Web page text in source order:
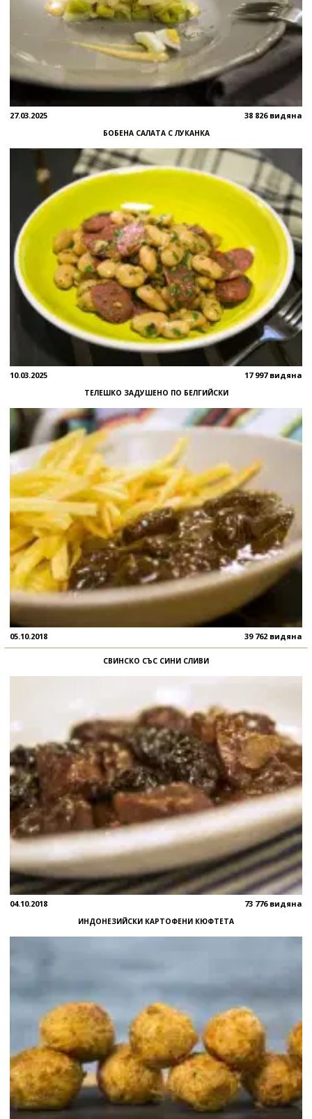
27.03.2025 38 826 видяна
БОБЕНА САЛАТА С ЛУКАНКА
10.03.2025 17 997 видяна
ТЕЛЕШКО ЗАДУШЕНО ПО БЕЛГИЙСКИ
05.10.2018 39 762 видяна
СВИНСКО СЪС СИНИ СЛИВИ
04.10.2018 73 776 видяна
ИНДОНЕЗИЙСКИ КАРТОФЕНИ КЮФТЕТА